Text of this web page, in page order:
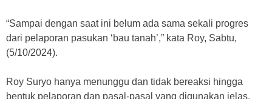
“Sampai dengan saat ini belum ada sama sekali progres
dari pelaporan pasukan ‘bau tanah’,” kata Roy, Sabtu,
(5/10/2024).
Roy Suryo hanya menunggu dan tidak bereaksi hingga
bentuk pelaporan dan pasal-pasal yang digunakan jelas.